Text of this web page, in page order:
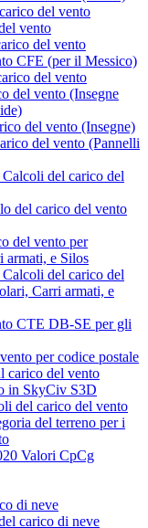
del vento
vento
del vento
CFE (per il Messico)
del vento
del vento (Insegne
del vento (Insegne)
del vento (Pannelli
del carico del
del carico del vento
del vento per
armati, e Silos
del carico del
Carri armati, e
CTE DB-SE per gli
per codice postale
carico del vento
in SkyCiv S3D
del carico del vento
del terreno per i
Valori CpCg
di neve
carico di neve